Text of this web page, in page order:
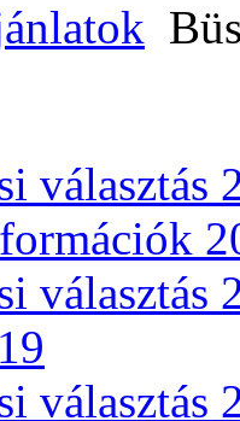
választás
választás
választás